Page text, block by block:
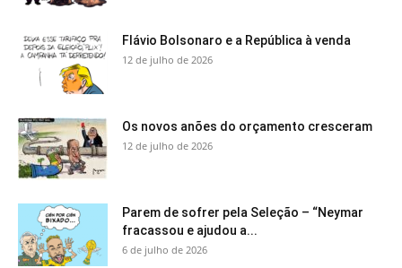
Flávio Bolsonaro e a República à venda
12 de julho de 2026
Os novos anões do orçamento cresceram
12 de julho de 2026
Parem de sofrer pela Seleção – “Neymar
fracassou e ajudou a...
6 de julho de 2026